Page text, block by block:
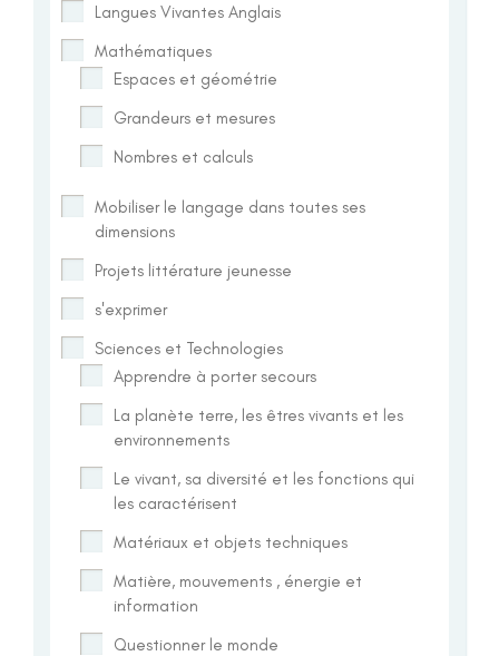
Langues Vivantes Anglais
Mathématiques
Espaces et géométrie
Grandeurs et mesures
Nombres et calculs
Mobiliser le langage dans toutes ses
dimensions
Projets littérature jeunesse
s'exprimer
Sciences et Technologies
Apprendre à porter secours
La planète terre, les êtres vivants et les
environnements
Le vivant, sa diversité et les fonctions qui
les caractérisent
Matériaux et objets techniques
Matière, mouvements , énergie et
information
Questionner le monde